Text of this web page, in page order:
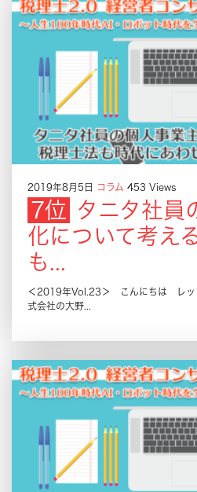
2019年8月5日 コラム 453 Views
タニタ社員
化について考え
も...
＜2019年Vol.23＞ こんにちは レッ
式会社の大野...